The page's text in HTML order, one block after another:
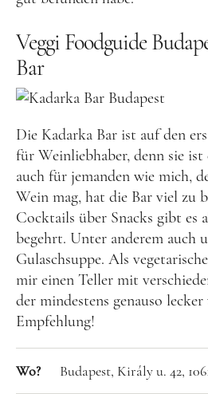
Finnland
Bosnien und
Kroatien
Moldau
Polen
Slowakei
Tschechien
Veggi Foodguide
Bar
Die Kadarka Bar ist auf den
für Weinliebhaber, denn sie
auch für jemanden wie mich,
Wein mag, hat die Bar viel zu
Cocktails über Snacks gibt es
begehrt. Unter anderem auch
Gulaschsuppe. Als
mir einen Teller mit
der mindestens genauso
Empfehlung!
Wo? Budapest, Király u. 42,